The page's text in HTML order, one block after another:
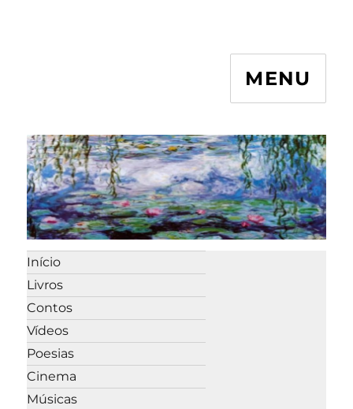
MENU
Início
Livros
Contos
Vídeos
Poesias
Cinema
Músicas